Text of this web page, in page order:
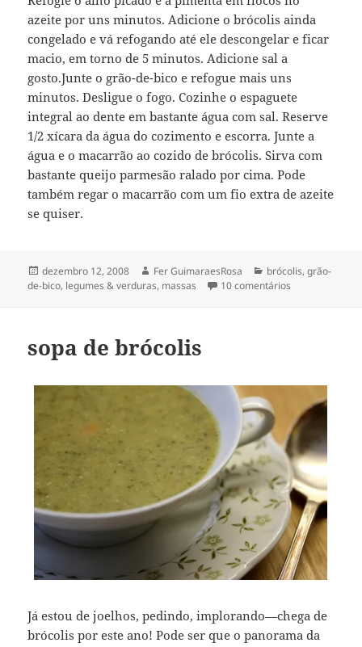
azeite por uns minutos. Adicione o brócolis ainda
congelado e vá refogando até ele descongelar e ficar
macio, em torno de 5 minutos. Adicione sal a
gosto.Junte o grão-de-bico e refogue mais uns
minutos. Desligue o fogo. Cozinhe o espaguete
integral ao dente em bastante água com sal. Reserve
1/2 xícara da água do cozimento e escorra. Junte a
água e o macarrão ao cozido de brócolis. Sirva com
bastante queijo parmesão ralado por cima. Pode
também regar o macarrão com um fio extra de azeite
se quiser.
Publicado
em
dezembro 12, 2008 Autor
Fer GuimaraesRosa Categorias
brócolis,grão-
de-bico, legumes & verduras, massas 10 comentários
sopa de brócolis
Já estou de joelhos, pedindo, implorando—chega de
brócolis por este ano! Pode ser que o panorama da